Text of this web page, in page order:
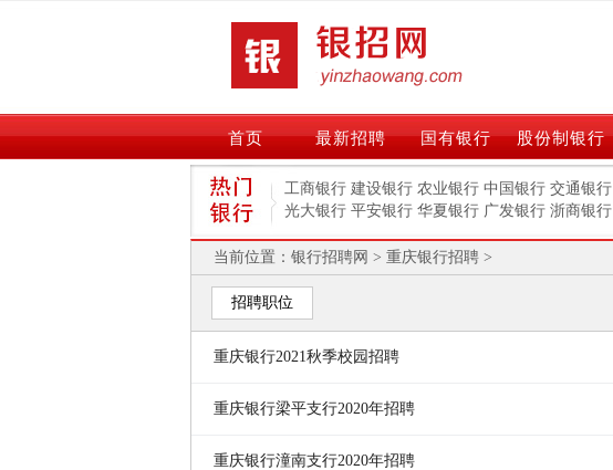
首页 最新招聘 国有银行 股份制银行
工商银行 建设银行 农业银行 中国银行 交通银行
光大银行 平安银行 华夏银行 广发银行 浙商银行
当前位置： 银行招聘网 > 重庆银行招聘 >
招聘职位
重庆银行2021秋季校园招聘
重庆银行梁平支行2020年招聘
重庆银行潼南支行2020年招聘